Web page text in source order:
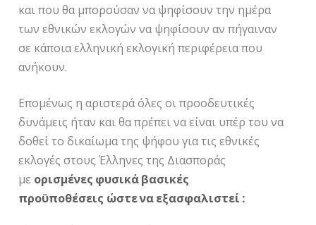
και που θα μπορούσαν να ψηφίσουν την ημέρα
των εθνικών εκλογών να ψηφίσουν αν πήγαιναν
σε κάποια ελληνική εκλογική περιφέρεια που
ανήκουν.
Επομένως η αριστερά όλες οι προοδευτικές
δυνάμεις ήταν και θα πρέπει να είναι υπέρ του να
δοθεί το δικαίωμα της ψήφου για τις εθνικές
εκλογές στους Έλληνες της Διασποράς
με ορισμένες φυσικά βασικές
προϋποθέσεις ώστε να εξασφαλιστεί :